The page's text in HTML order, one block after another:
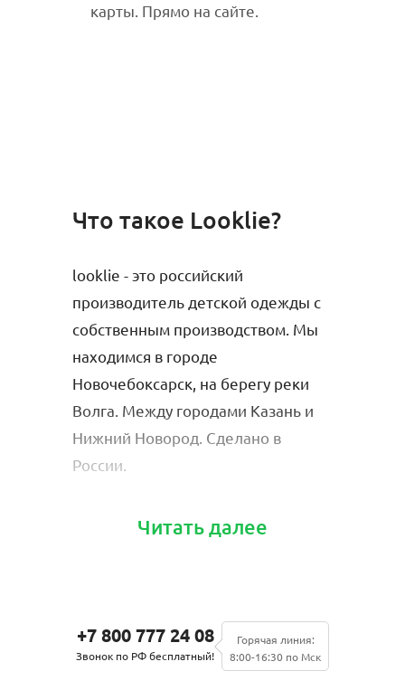
карты. Прямо на сайте.
Гипоаллергенно
Хлопок нейтрален даже для
самых чувствительных детей.
Бери больше, плати меньше.
Плати меньше, зарабатывай
Что такое Looklie?
looklie - это российский
производитель детской одежды с
собственным производством. Мы
находимся в городе
Новочебоксарск, на берегу реки
Волга. Между городами Казань и
Нижний Новород. Сделано в
России.
looklie – это натуральное
дополнительной обработки такая
ткань намного дольше сохраняет
Читать далее
+7 800 777 24 08
Звонок по РФ бесплатный!
Горячая линия:
8:00-16:30 по Мск